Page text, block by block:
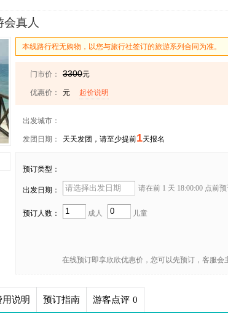
真人
本线路行程无购物，以您与旅行社签订的旅游系列合同为准。
门市价： 3300元
优惠价： 元 起价说明
出发城市：
发团日期： 天天发团，请至少提前1天报名
预订类型：
出发日期： 请在前 1 天 18:00:00 点前
预订人数： 成人 儿童
在线预订即享欣欣优惠价，您可以先预订，客服会
用说明 预订指南 游客点评 0